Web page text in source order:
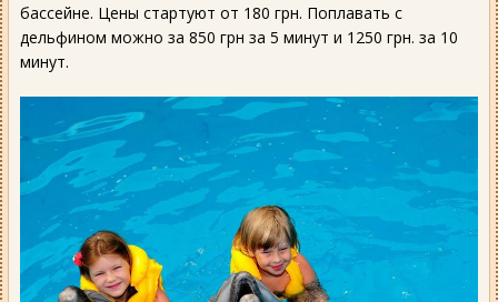
бассейне. Цены стартуют от 180 грн. Поплавать с
дельфином можно за 850 грн за 5 минут и 1250 грн. за 10
минут.